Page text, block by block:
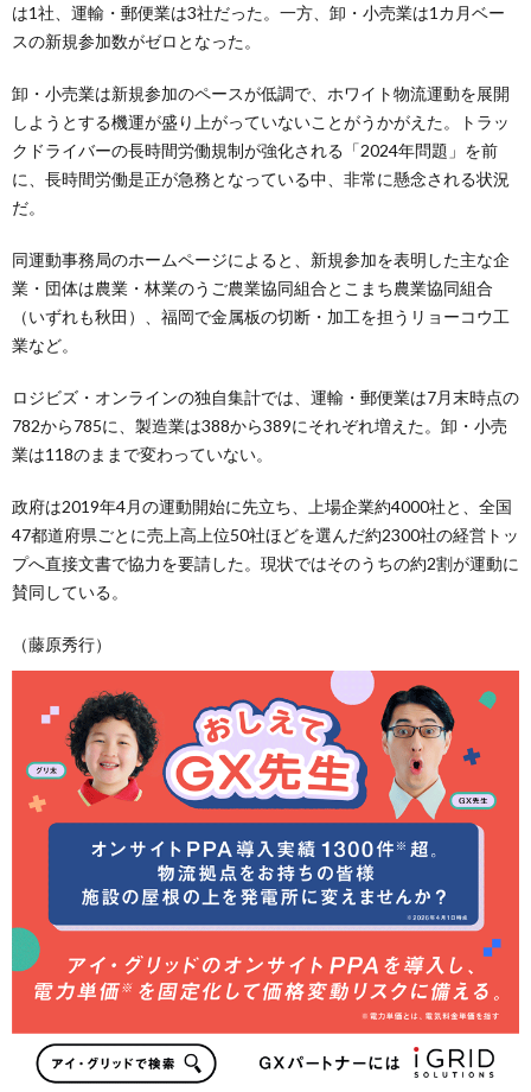
は1社、運輸・郵便業は3社だった。一方、卸・小売業は1カ月ベー
スの新規参加数がゼロとなった。
卸・小売業は新規参加のペースが低調で、ホワイト物流運動を展開
しようとする機運が盛り上がっていないことがうかがえた。トラッ
クドライバーの長時間労働規制が強化される「2024年問題」を前
に、長時間労働是正が急務となっている中、非常に懸念される状況
だ。
同運動事務局のホームページによると、新規参加を表明した主な企
業・団体は農業・林業のうご農業協同組合とこまち農業協同組合
（いずれも秋田）、福岡で金属板の切断・加工を担うリョーコウ工
業など。
ロジビズ・オンラインの独自集計では、運輸・郵便業は7月末時点の
782から785に、製造業は388から389にそれぞれ増えた。卸・小売
業は118のままで変わっていない。
政府は2019年4月の運動開始に先立ち、上場企業約4000社と、全国
47都道府県ごとに売上高上位50社ほどを選んだ約2300社の経営トッ
プへ直接文書で協力を要請した。現状ではそのうちの約2割が運動に
賛同している。
（藤原秀行）